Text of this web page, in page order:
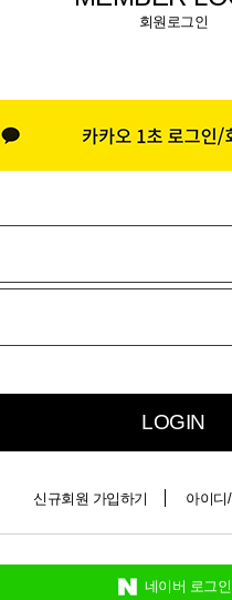
회원로그인
LOGIN
신규회원 가입하기 아이디
네이버 로그인